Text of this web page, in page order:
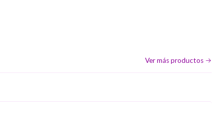
Ver más productos